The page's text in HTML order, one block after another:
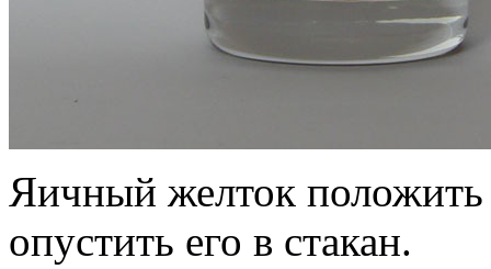
Яичный желток
опустить его в стакан.